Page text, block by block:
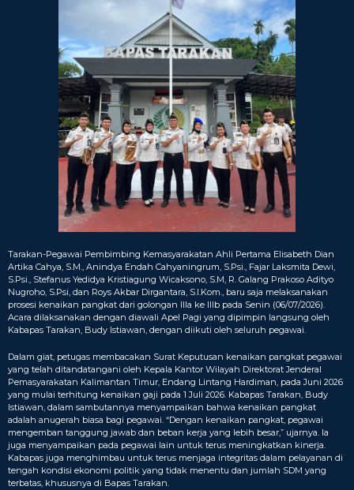
Tarakan-Pegawai Pembimbing Kemasyarakatan Ahli Pertama Elisabeth Dian
Artika Cahya, S.M., Anindya Endah Cahyaningrum, S.Psi., Fajar Laksmita Dewi,
S.Psi., Stefanus Yedidya Kristiagung Wicaksono, S.M, R. Galang Prakoso Adityo
Nugroho, S.Psi, dan Roys Akbar Dirgantara, S.I.Kom., baru saja melaksanakan
prosesi kenaikan pangkat dari golongan IIIa ke IIIb pada Senin (06/07/2026).
Acara dilaksanakan dengan diawali Apel Pagi yang dipimpin langsung oleh
Kabapas Tarakan, Budy Istiawan, dengan diikuti oleh seluruh pegawai.
Dalam giat, petugas membacakan Surat Keputusan kenaikan pangkat pegawai
yang telah ditandatangani oleh Kepala Kantor Wilayah Direktorat Jenderal
Pemasyarakatan Kalimantan Timur, Endang Lintang Hardiman, pada Juni 2026
yang mulai terhitung kenaikan gaji pada 1 Juli 2026. Kabapas Tarakan, Budy
Istiawan, dalam sambutannya menyampaikan bahwa kenaikan pangkat
adalah anugerah biasa bagi pegawai. “Dengan kenaikan pangkat, pegawai
mengemban tanggung jawab dan beban kerja yang lebih besar,” ujarnya. Ia
juga menyampaikan pada pegawai lain untuk terus meningkatkan kinerja.
Kabapas juga menghimbau untuk terus menjaga integritas dalam pelayanan di
tengah kondisi ekonomi politik yang tidak menentu dan jumlah SDM yang
terbatas, khususnya di Bapas Tarakan.